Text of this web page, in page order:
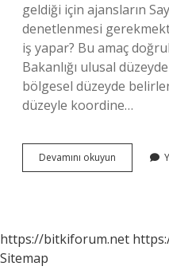
geldiği için ajansların
denetlenmesi
iş yapar? Bu amaç
Bakanlığı ulusal
bölgesel düzeyde
düzeyle koordine…
Devamını okuyun Kalkınma
Ajansları
https://bitkiforum.net
Sitemap